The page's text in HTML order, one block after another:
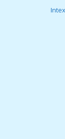
Intex